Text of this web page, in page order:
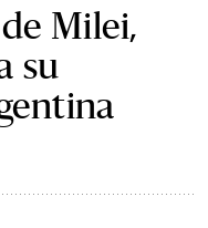
Milei,
su